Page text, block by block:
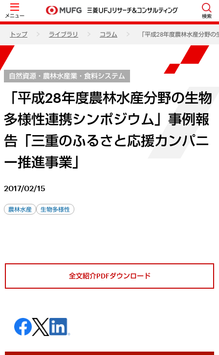
メニュー 検索
トップ ライブラリ コラム 「平成28年度農林水産分野
自然資源・農林水産業・食料システム
「平成28年度農林水産分野の生物
多様性連携シンポジウム」事例報
告「三重のふるさと応援カンパニ
ー推進事業」
2017/02/15
農林水産 生物多様性
全文紹介PDFダウンロード